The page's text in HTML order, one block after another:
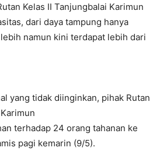
Kelas II Tanjungbalai Karimun
dari daya tampung hanya
namun kini terdapat lebih dari
yang tidak diinginkan, pihak Rutan
terhadap 24 orang tahanan ke
pagi kemarin (9/5).